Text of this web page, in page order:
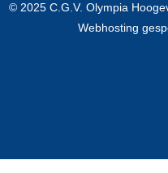
© 2025 C.G.V. Olympia
Webhosting